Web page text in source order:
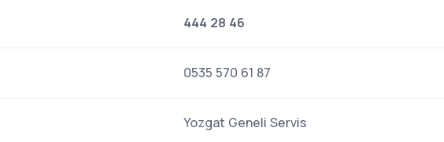
444 28 46
0535 570 61 87
Yozgat Geneli Servis